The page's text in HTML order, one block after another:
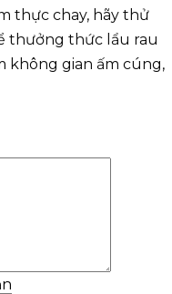
thực chay, hãy thử
thưởng thức lẩu rau
không gian ấm cúng,